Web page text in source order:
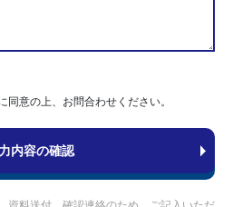
同意の上、お問合わせください。